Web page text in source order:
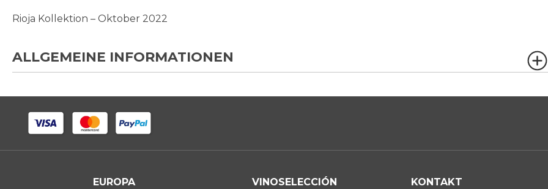
springen
Rioja Kollektion – Oktober 2022
ALLGEMEINE INFORMATIONEN
EUROPA VINOSELECCIÓN KONTAKT